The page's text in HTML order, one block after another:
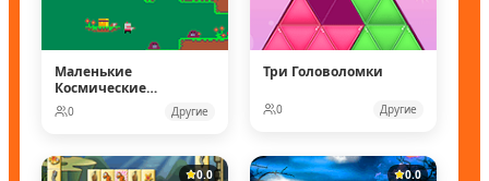
Маленькие
Космические
рейнджеры
0 Другие
Три Головоломки
0 Другие
0.0 0.0